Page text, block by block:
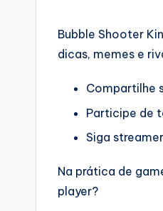
Bubble Shooter
dicas, memes e
Compartilhe
Participe de
Siga
Na prática de
player?